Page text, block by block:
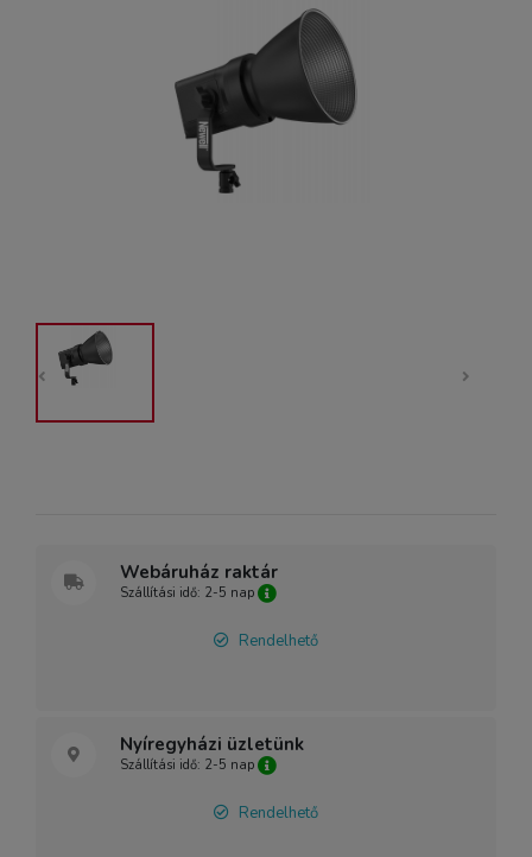
Webáruház raktár
Szállítási idő: 2-5 nap
Rendelhető
Nyíregyházi üzletünk
Szállítási idő: 2-5 nap
Rendelhető